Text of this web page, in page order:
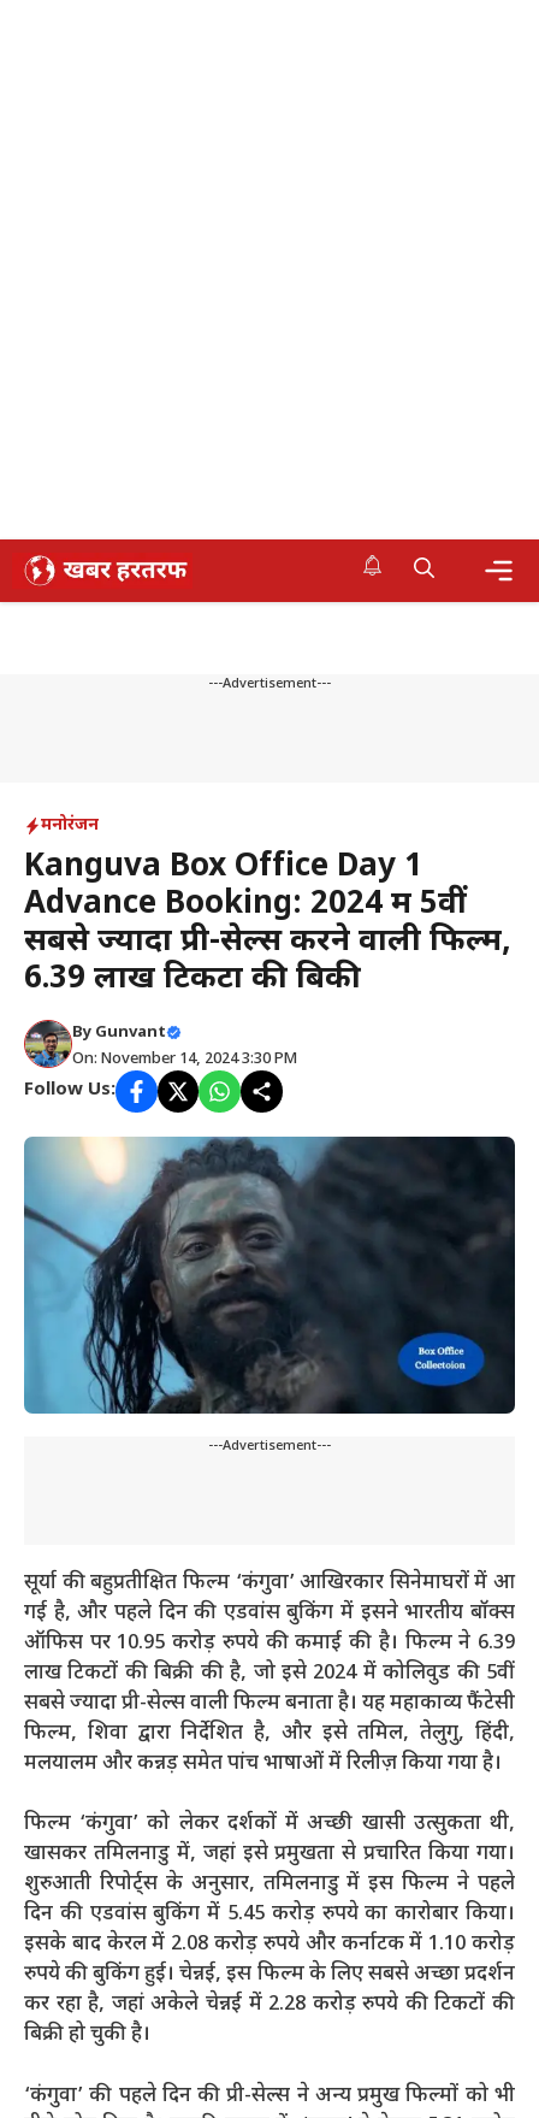
Skip
---Advertisement---
मनोरंजन
Kanguva Box Office Day 1
Advance Booking: 2024 में 5वीं
सबसे ज्यादा प्री-सेल्स करने वाली फिल्म,
6.39 लाख टिकटों की बिकी
By Gunvant
On: November 14, 2024 3:30 PM
Follow Us:
---Advertisement---
सूर्या की बहुप्रतीक्षित फिल्म ‘कंगुवा’ आखिरकार सिनेमाघरों में आ
गई है, और पहले दिन की एडवांस बुकिंग में इसने भारतीय बॉक्स
ऑफिस पर 10.95 करोड़ रुपये की कमाई की है। फिल्म ने 6.39
लाख टिकटों की बिक्री की है, जो इसे 2024 में कोलिवुड की 5वीं
सबसे ज्यादा प्री-सेल्स वाली फिल्म बनाता है। यह महाकाव्य फैंटेसी
फिल्म, शिवा द्वारा निर्देशित है, और इसे तमिल, तेलुगु, हिंदी,
मलयालम और कन्नड़ समेत पांच भाषाओं में रिलीज़ किया गया है।
फिल्म ‘कंगुवा’ को लेकर दर्शकों में अच्छी खासी उत्सुकता थी,
खासकर तमिलनाडु में, जहां इसे प्रमुखता से प्रचारित किया गया।
शुरुआती रिपोर्ट्स के अनुसार, तमिलनाडु में इस फिल्म ने पहले
दिन की एडवांस बुकिंग में 5.45 करोड़ रुपये का कारोबार किया।
इसके बाद केरल में 2.08 करोड़ रुपये और कर्नाटक में 1.10 करोड़
रुपये की बुकिंग हुई। चेन्नई, इस फिल्म के लिए सबसे अच्छा प्रदर्शन
कर रहा है, जहां अकेले चेन्नई में 2.28 करोड़ रुपये की टिकटों की
बिक्री हो चुकी है।
‘कंगुवा’ की पहले दिन की प्री-सेल्स ने अन्य प्रमुख फिल्मों को भी